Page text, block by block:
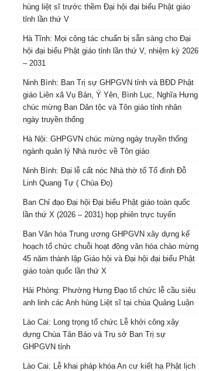
hùng liệt sĩ trước thềm Đại hội đại biểu Phật giáo
tỉnh lần thứ V
Hà Tĩnh: Mọi công tác chuẩn bị sẵn sàng cho Đại
hội đại biểu Phật giáo tỉnh lần thứ V, nhiệm kỳ 2026
– 2031
Ninh Bình: Ban Trị sự GHPGVN tỉnh và BĐD Phật
giáo Liên xã Vụ Bản, Ý Yên, Bình Lục, Nghĩa Hưng
chúc mừng Ban Dân tộc và Tôn giáo tỉnh nhân
ngày truyền thống
Hà Nội: GHPGVN chúc mừng ngày truyền thống
ngành quản lý Nhà nước về Tôn giáo
Ninh Bình: Đại lễ cất nóc Nhà thờ tổ Tổ đình Đỗ
Linh Quang Tự ( Chùa Đọ)
Ban Chỉ đạo Đại hội Đại biểu Phật giáo toàn quốc
lần thứ X (2026 – 2031) họp phiên trực tuyến
Ban Văn hóa Trung ương GHPGVN xây dựng kế
hoạch tổ chức chuỗi hoạt động văn hóa chào mừng
45 năm thành lập Giáo hội và Đại hội đại biểu Phật
giáo toàn quốc lần thứ X
Hải Phòng: Phường Hưng Đạo tổ chức lễ cầu siêu
anh linh các Anh hùng Liệt sĩ tại chùa Quảng Luận
Lào Cai: Long trọng tổ chức Lễ khởi công xây
dựng Chùa Tân Bảo và Trụ sở Ban Trị sự
GHPGVN tỉnh
Lào Cai: Lễ khai pháp khóa An cư kiết hạ Phật lịch